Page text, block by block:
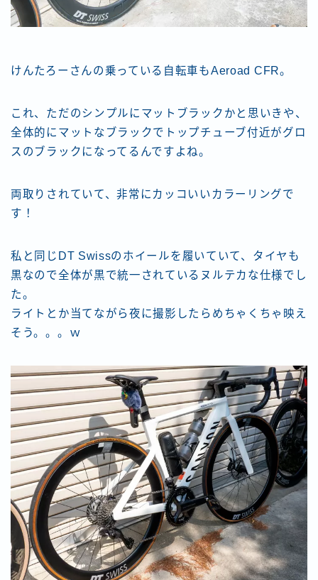
Follow Me
けんたろーさんの乗っている自転車もAeroad CFR。
これ、ただのシンプルにマットブラックかと思いきや、
全体的にマットなブラックでトップチューブ付近がグロ
スのブラックになってるんですよね。
両取りされていて、非常にカッコいいカラーリングで
す！
私と同じDT Swissのホイールを履いていて、タイヤも
黒なので全体が黒で統一されているヌルテカな仕様でし
た。
ライトとか当てながら夜に撮影したらめちゃくちゃ映え
そう。。。ｗ